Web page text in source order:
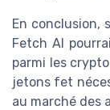
En conclusion,
Fetch AI
parmi les
jetons fet
au marché des